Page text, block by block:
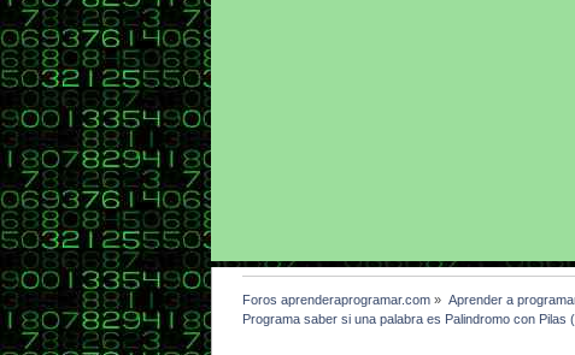
Foros aprenderaprogramar.com » Aprender a
Programa saber si una palabra es Palindromo con Pilas